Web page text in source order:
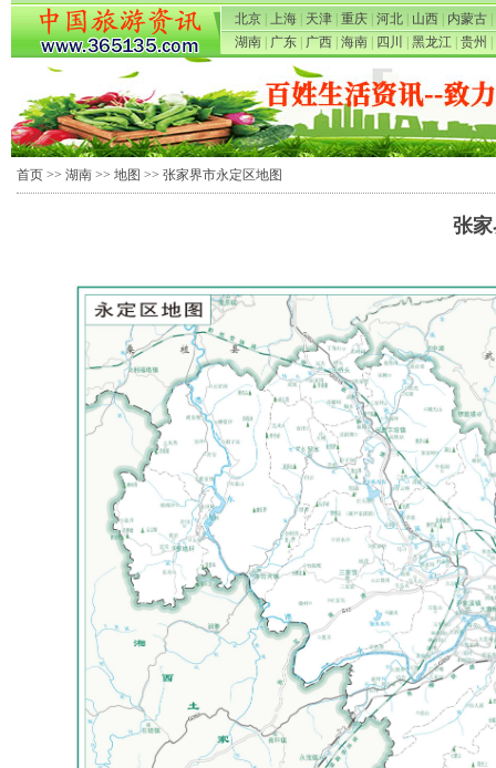
北京 上海 天津 重庆 河北 山西 内蒙古
湖南
广东 广西 海南 四川 黑龙江 贵州
首页 >> 湖南 >> 地图 >> 张家界市永定区地图
张